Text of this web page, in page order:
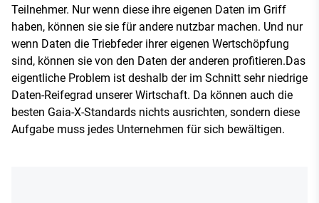
Teilnehmer. Nur wenn diese ihre eigenen Daten im Griff
haben, können sie sie für andere nutzbar machen. Und nur
wenn Daten die Triebfeder ihrer eigenen Wertschöpfung
sind, können sie von den Daten der anderen profitieren.Das
eigentliche Problem ist deshalb der im Schnitt sehr niedrige
Daten-Reifegrad unserer Wirtschaft. Da können auch die
besten Gaia-X-Standards nichts ausrichten, sondern diese
Aufgabe muss jedes Unternehmen für sich bewältigen.